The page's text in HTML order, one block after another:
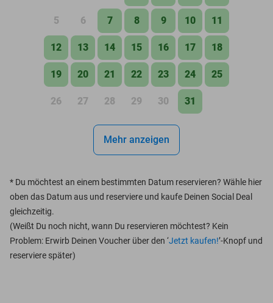
5 6 7 8 9 10 11
12 13 14 15 16 17 18
19 20 21 22 23 24 25
26 27 28 29 30 31
Mehr anzeigen
* Du möchtest an einem bestimmten Datum reservieren? Wähle hier
oben das Datum aus und reserviere und kaufe Deinen Social Deal
gleichzeitig.
(Weißt Du noch nicht, wann Du reservieren möchtest? Kein
Problem: Erwirb Deinen Voucher über den ‘Jetzt kaufen!’-Knopf und
reserviere später)